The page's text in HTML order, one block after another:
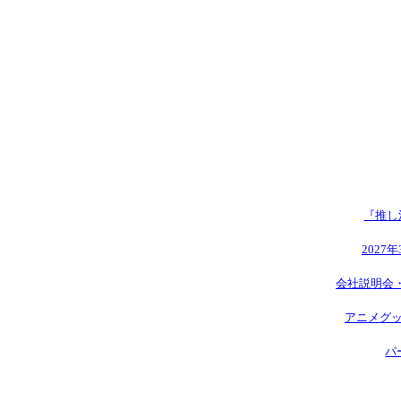
『推
2027
会社説明会
アニメグ
パ